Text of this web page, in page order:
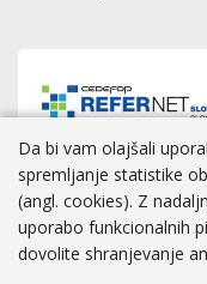
Dostopnost|
Da bi vam olajšali
spremljanje statistike
(angl. cookies). Z
uporabo funkcionalnih
dovolite shranjevanje